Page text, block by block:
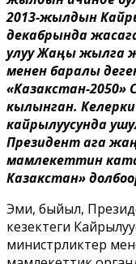
2013-жылдын
декабрында
улуу Жаңы жылга
менен баралы
«Казакстан-
кылынган.
кайрылуусунда
Президент ага жаңы
мамлекеттин
Казакстан»
Эми, быйыл,
кезектеги
министрликтер